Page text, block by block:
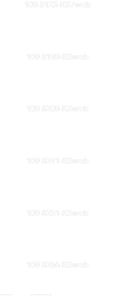
109 8123-KS7web
109 8199-KSweb
109 8209-KSweb
109 8241-KSweb
109 8251-KSweb
109 8266-KSweb